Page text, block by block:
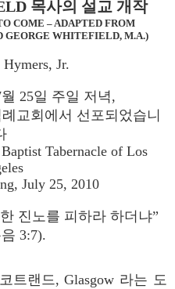
목사의 설교 개작
COME – ADAPTED FROM
GEORGE WHITEFIELD, M.A.)
Jr.
25일 주일 저녁,
교회에서 선포되었습니
Tabernacle of Los
July 25, 2010
진노를 피하라 하더냐”
3:7).
트랜드, Glasgow 라는 도